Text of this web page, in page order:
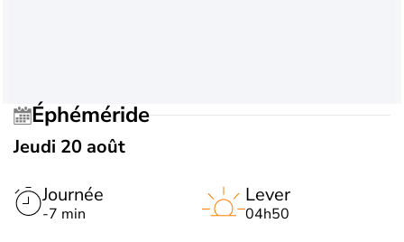
Éphéméride
Jeudi 20 août
Journée
-7 min
Lever
04h50